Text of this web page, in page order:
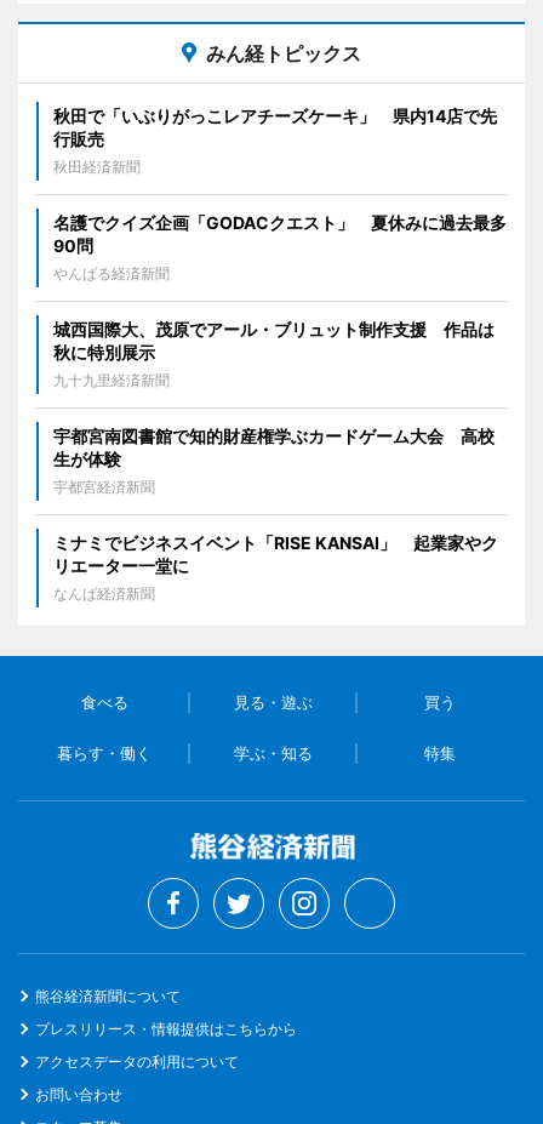
みん経トピックス
秋田で「いぶりがっこレアチーズケーキ」 県内14店で先
行販売
秋田経済新聞
名護でクイズ企画「GODACクエスト」 夏休みに過去最多
90問
やんばる経済新聞
城西国際大、茂原でアール・ブリュット制作支援 作品は
秋に特別展示
九十九里経済新聞
宇都宮南図書館で知的財産権学ぶカードゲーム大会 高校
生が体験
宇都宮経済新聞
ミナミでビジネスイベント「RISE KANSAI」 起業家やク
リエーター一堂に
なんば経済新聞
食べる 見る・遊ぶ 買う
暮らす・働く 学ぶ・知る 特集
熊谷経済新聞について
プレスリリース・情報提供はこちらから
アクセスデータの利用について
お問い合わせ